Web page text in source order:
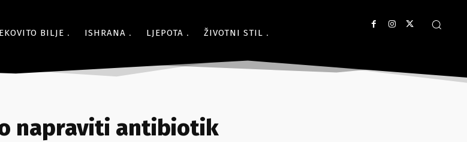
BILJE ISHRANA LJEPOTA ŽIVOTNI STIL
napraviti antibiotik